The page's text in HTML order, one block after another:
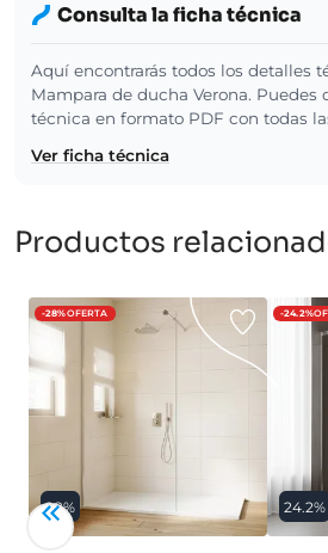
Consulta la ficha técnica
Aquí encontrarás todos los detalles
Mampara de ducha Verona. Puedes
técnica en formato PDF con todas
Ver ficha técnica
Productos
-28%OFERTA
28%
-24.2%
24.2%